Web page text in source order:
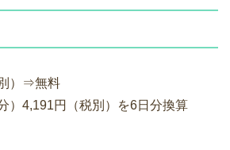
）⇒無料
）4,191円（税別）を6日分換算